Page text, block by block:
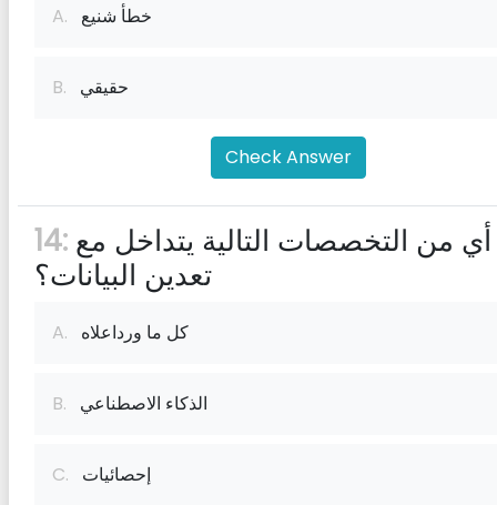
A. خطأ شنيع
B. حقيقي
Check Answer
14:
تعدين البيانات؟
A. كل ما ورداعلاه
B. الذكاء الاصطناعي
C. إحصائيات